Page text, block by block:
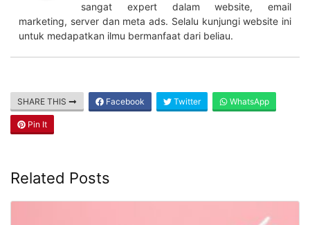
sangat expert dalam website, email
marketing, server dan meta ads. Selalu kunjungi website ini
untuk medapatkan ilmu bermanfaat dari beliau.
SHARE THIS Facebook Twitter WhatsApp
Pin It
Related Posts